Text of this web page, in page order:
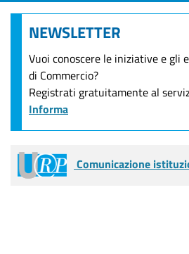
NEWSLETTER
Vuoi conoscere le iniziative e gli
di Commercio?
Registrati gratuitamente al
Informa
Comunicazione